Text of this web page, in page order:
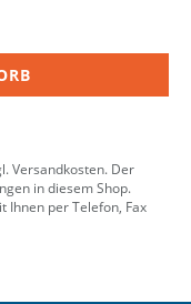
Versandkosten. Der
in diesem Shop.
Ihnen per Telefon, Fax